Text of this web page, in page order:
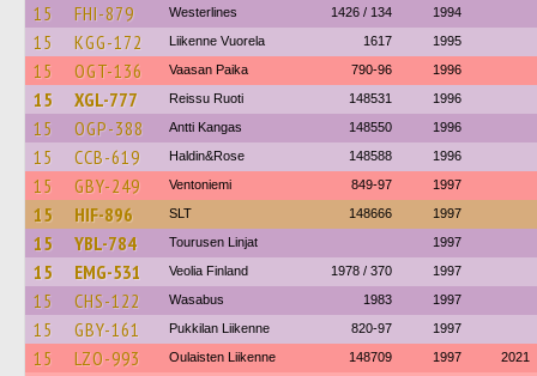
15 FHI-879 Westerlines 1426 / 134 1994
15 KGG-172 Liikenne Vuorela 1617 1995
15 OGT-136 Vaasan Paika 790-96 1996
15 XGL-777 Reissu Ruoti 148531 1996
15 OGP-388 Antti Kangas 148550 1996
15 CCB-619 Haldin&Rose 148588 1996
15 GBY-249 Ventoniemi 849-97 1997
15 HIF-896 SLT 148666 1997
15 YBL-784 Tourusen Linjat 1997
15 EMG-531 Veolia Finland 1978 / 370 1997
15 CHS-122 Wasabus 1983 1997
15 GBY-161 Pukkilan Liikenne 820-97 1997
15 LZO-993 Oulaisten Liikenne 148709 1997 2021